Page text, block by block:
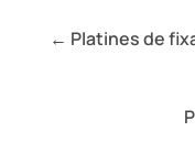
← Platines de